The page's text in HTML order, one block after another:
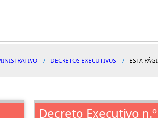
DECRETOS EXECUTIVOS ESTA
Decreto Executivo